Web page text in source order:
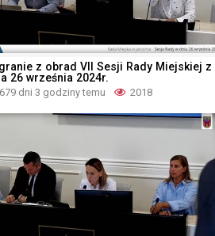
z obrad VII Sesji Rady Miejskiej z
26 września 2024r.
679 dni 3 godziny temu 2018